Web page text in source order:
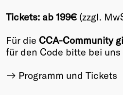
Tickets: ab 199€(zzgl.
Für die CCA-Community
für den Code bitte bei
Programm und Tickets